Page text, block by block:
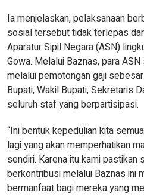
Ia menjelaskan, pelaksanaan
sosial tersebut tidak terlepas
Aparatur Sipil Negara (ASN)
Gowa. Melalui Baznas, para
melalui pemotongan gaji
Bupati, Wakil Bupati, Sekretaris
seluruh staf yang berpartisipasi.
“Ini bentuk kepedulian kita
lagi yang akan memperhatikan
sendiri. Karena itu kami pastikan
berkontribusi melalui Baznas ini
bermanfaat bagi mereka yang